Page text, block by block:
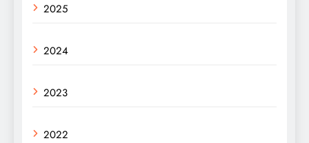
2025
2024
2023
2022